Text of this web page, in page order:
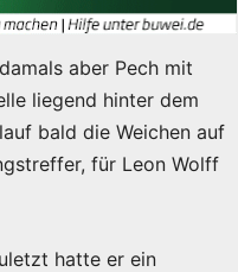
aber Pech mit
liegend hinter dem
bald die Weichen auf
für Leon Wolff
hatte er ein